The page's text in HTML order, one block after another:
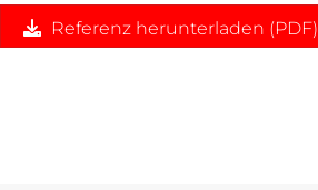
Referenz herunterladen (PDF)